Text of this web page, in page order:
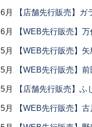
6月 【店舗先行販売】ガ
6月 【WEB先行販売】
5月 【WEB先行販売】
5月 【WEB先行販売】
5月 【店舗先行販売】ふ
5月 【WEB先行販売】